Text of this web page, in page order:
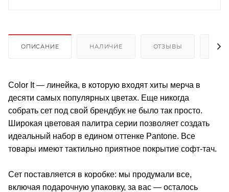
ОПИСАНИЕ НАЛИЧИЕ ОТЗЫВЫ
Color It — линейка, в которую входят хиты мерча в
десяти самых популярных цветах. Еще никогда
собрать сет под свой брендбук не было так просто.
Широкая цветовая палитра серии позволяет создать
идеальный набор в едином оттенке Pantone. Все
товары имеют тактильно приятное покрытие софт-тач.
Сет поставляется в коробке: мы продумали все,
включая подарочную упаковку, за вас — осталось